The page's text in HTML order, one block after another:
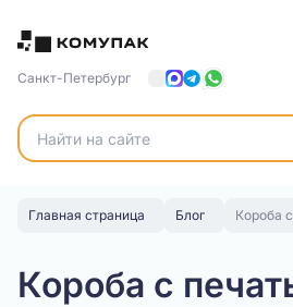
Санкт-Петербург
Главная страница Блог Короба
Короба с